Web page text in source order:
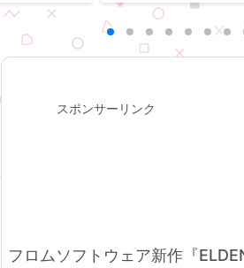
スポンサーリンク
フロムソフトウェア新作『